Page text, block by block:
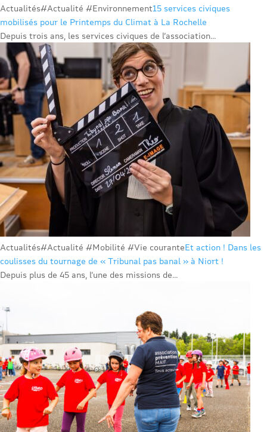
Actualités#Actualité #Environnement15 services civiques
mobilisés pour le Printemps du Climat à La Rochelle
Depuis trois ans, les services civiques de l’association...
Actualités#Actualité #Mobilité #Vie couranteEt action ! Dans les
coulisses du tournage de « Tribunal pas banal » à Niort !
Depuis plus de 45 ans, l’une des missions de...